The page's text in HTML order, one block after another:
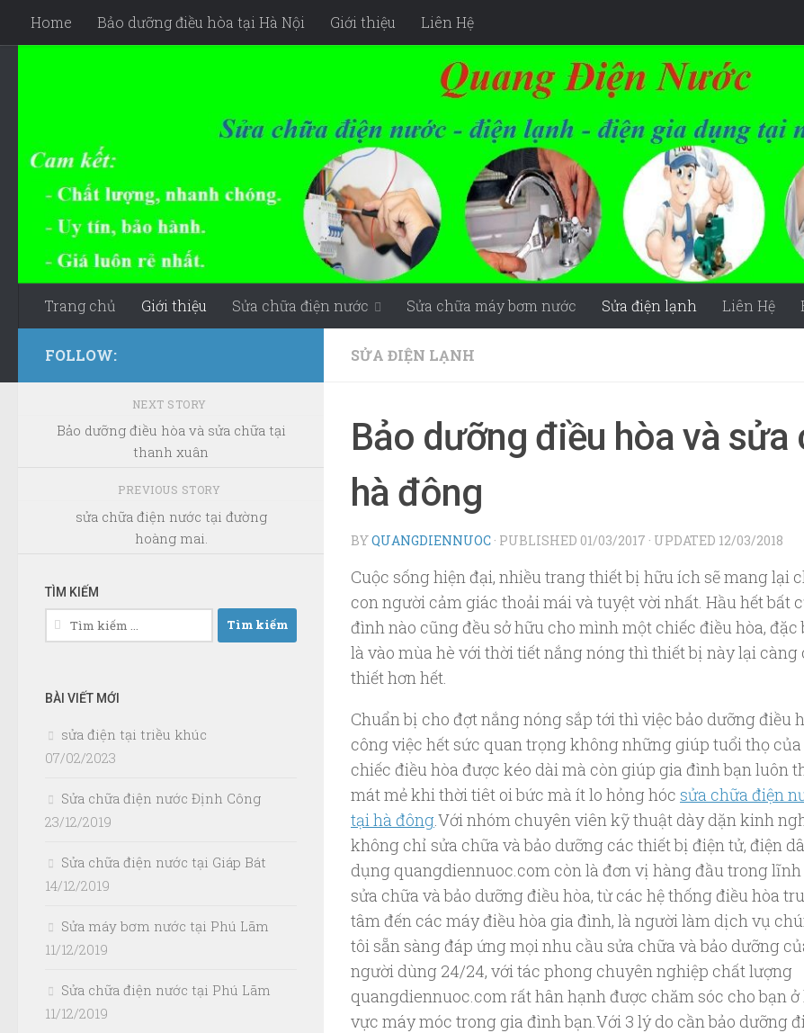
Skip to content
Home Bảo dưỡng điều hòa tại Hà Nội Giới thiệu Liên Hệ
Trang chủ Giới thiệu Sửa chữa điện nước Sửa chữa máy bơm nước Sửa điện lạnh Liên Hệ
SỬA ĐIỆN LẠNH
Bảo dưỡng điều hòa và sửa
hà đông
BYQUANGDIENNUOC · PUBLISHED 01/03/2017 · UPDATED 12/03/2018
Cuộc sống hiện đại, nhiều trang thiết bị hữu ích sẽ mang lại
con người cảm giác thoải mái và tuyệt vời nhất. Hầu hết bất
đình nào cũng đều sở hữu cho mình một chiếc điều hòa, đặc
là vào mùa hè với thời tiết nắng nóng thì thiết bị này lại càng
thiết hơn hết.
Chuẩn bị cho đợt nắng nóng sắp tới thì việc bảo dưỡng điều
công việc hết sức quan trọng không những giúp tuổi thọ của
chiếc điều hòa được kéo dài mà còn giúp gia đình bạn luôn
mát mẻ khi thời tiêt oi bức mà ít lo hỏng hóc sửa chữa điện
tại hà đông.Với nhóm chuyên viên kỹ thuật dày dặn kinh
không chỉ sửa chữa và bảo dưỡng các thiết bị điện tử, điện
dụng quangdiennuoc.com còn là đơn vị hàng đầu trong
sửa chữa và bảo dưỡng điều hòa, từ các hệ thống điều hòa
tâm đến các máy điều hòa gia đình, là người làm dịch vụ
tôi sẵn sàng đáp ứng mọi nhu cầu sửa chữa và bảo dưỡng
người dùng 24/24, với tác phong chuyên nghiệp chất lượng
quangdiennuoc.com rất hân hạnh được chăm sóc cho bạn
vực máy móc trong gia đình bạn.Với 3 lý do cần bảo dưỡng
FOLLOW:
NEXT STORY
Bảo dưỡng điều hòa và sửa chữa tại
thanh xuân
PREVIOUS STORY
sửa chữa điện nước tại đường
hoàng mai.
TÌM KIẾM
Tìm
kiếm
BÀI VIẾT MỚI
sửa điện tại triều khúc
07/02/2023
Sửa chữa điện nước Định Công
23/12/2019
Sửa chữa điện nước tại Giáp Bát
14/12/2019
Sửa máy bơm nước tại Phú Lãm
11/12/2019
Sửa chữa điện nước tại Phú Lãm
11/12/2019